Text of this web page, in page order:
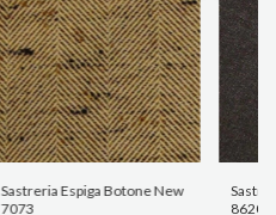
Sastreria Espiga Botone New
7073
8620